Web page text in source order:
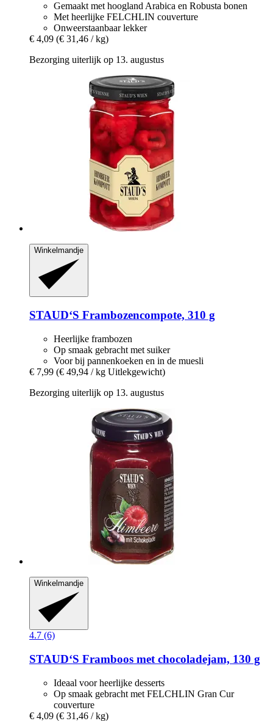
Gemaakt met hoogland Arabica en Robusta bonen
Met heerlijke FELCHLIN couverture
Onweerstaanbaar lekker
€ 4,09 (€ 31,46 / kg)
Bezorging uiterlijk op 13. augustus
Winkelmandje
STAUD‘S Frambozencompote, 310 g
Heerlijke frambozen
Op smaak gebracht met suiker
Voor bij pannenkoeken en in de muesli
€ 7,99 (€ 49,94 / kg Uitlekgewicht)
Bezorging uiterlijk op 13. augustus
Winkelmandje
4.7 (6)
STAUD‘S Framboos met chocoladejam, 130 g
Ideaal voor heerlijke desserts
Op smaak gebracht met FELCHLIN Gran Cur
couverture
€ 4,09 (€ 31,46 / kg)